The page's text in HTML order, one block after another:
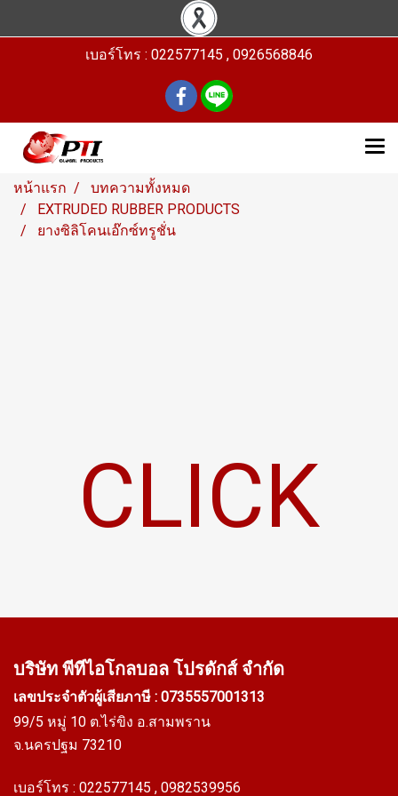
เบอร์โทร : 022577145 , 0926568846
หน้าแรก
บทความทั้งหมด
EXTRUDED RUBBER PRODUCTS
ยางซิลิโคนเอ๊กซ์ทรูชั่น
CLICK
บริษัท พีทีไอโกลบอล โปรดักส์ จำกัด
เลขประจำตัวผู้เสียภาษี : 0735557001313
99/5 หมู่ 10 ต.ไร่ขิง อ.สามพราน
จ.นครปฐม 73210
เบอร์โทร : 022577145 , 0982539956